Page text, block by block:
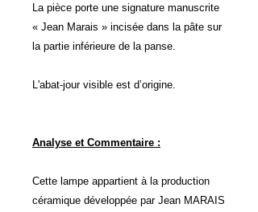
La pièce porte une signature manuscrite
« Jean Marais » incisée dans la pâte sur
la partie inférieure de la panse.
L'abat-jour visible est d’origine.
Analyse et Commentaire :
Cette lampe appartient à la production
céramique développée par Jean MARAIS